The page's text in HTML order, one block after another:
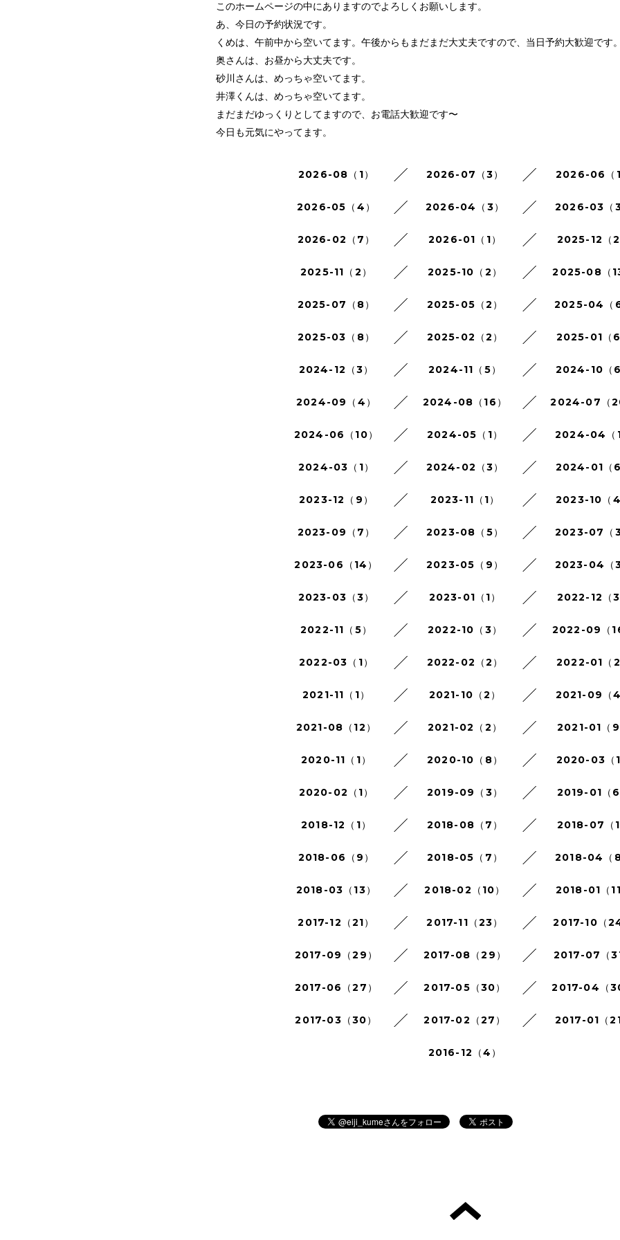
このホームページの中にありますのでよろしくお願いします。
あ、今日の予約状況です。
くめは、午前中から空いてます。午後からもまだまだ大丈夫ですので、当日予約大歓迎です。
奥さんは、お昼から大丈夫です。
砂川さんは、めっちゃ空いてます。
井澤くんは、めっちゃ空いてます。
まだまだゆっくりとしてますので、お電話大歓迎です〜
今日も元気にやってます。
2026-08（1） 2026-07（3） 2026-06（1
2026-05（4） 2026-04（3） 2026-03（3
2026-02（7） 2026-01（1） 2025-12（2
2025-11（2） 2025-10（2） 2025-08（13
2025-07（8） 2025-05（2） 2025-04（6
2025-03（8） 2025-02（2） 2025-01（6
2024-12（3） 2024-11（5） 2024-10（6
2024-09（4） 2024-08（16） 2024-07（
2024-06（10） 2024-05（1） 2024-04（1
2024-03（1） 2024-02（3） 2024-01（6
2023-12（9） 2023-11（1） 2023-10（4
2023-09（7） 2023-08（5） 2023-07（3
2023-06（14） 2023-05（9） 2023-04（3
2023-03（3） 2023-01（1） 2022-12（3
2022-11（5） 2022-10（3） 2022-09（16
2022-03（1） 2022-02（2） 2022-01（2
2021-11（1） 2021-10（2） 2021-09（4
2021-08（12） 2021-02（2） 2021-01（9
2020-11（1） 2020-10（8） 2020-03（1
2020-02（1） 2019-09（3） 2019-01（6
2018-12（1） 2018-08（7） 2018-07（1
2018-06（9） 2018-05（7） 2018-04（8
2018-03（13） 2018-02（10） 2018-01（11
2017-12（21） 2017-11（23） 2017-10（24
2017-09（29） 2017-08（29） 2017-07（31
2017-06（27） 2017-05（30） 2017-04（
2017-03（30） 2017-02（27） 2017-01（21
2016-12（4）